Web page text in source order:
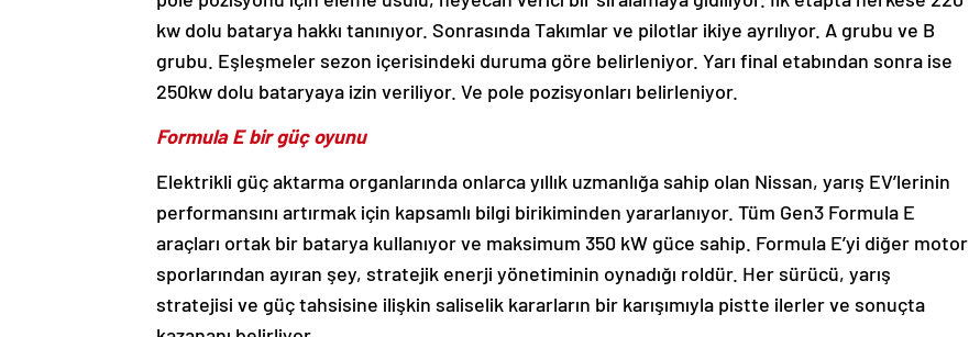
kw dolu batarya hakkı tanınıyor. Sonrasında Takımlar ve pilotlar ikiye ayrılıyor. A grubu ve B
grubu. Eşleşmeler sezon içerisindeki duruma göre belirleniyor. Yarı final etabından sonra ise
250kw dolu bataryaya izin veriliyor. Ve pole pozisyonları belirleniyor.
Formula E bir güç oyunu
Elektrikli güç aktarma organlarında onlarca yıllık uzmanlığa sahip olan Nissan, yarış EV’lerinin
performansını artırmak için kapsamlı bilgi birikiminden yararlanıyor. Tüm Gen3 Formula E
araçları ortak bir batarya kullanıyor ve maksimum 350 kW güce sahip. Formula E’yi diğer motor
sporlarından ayıran şey, stratejik enerji yönetiminin oynadığı roldür. Her sürücü, yarış
stratejisi ve güç tahsisine ilişkin saliselik kararların bir karışımıyla pistte ilerler ve sonuçta